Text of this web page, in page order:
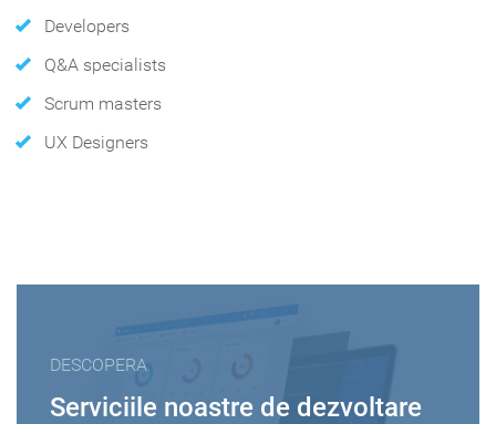
Developers
Q&A specialists
Scrum masters
UX Designers
DESCOPERA
Serviciile noastre de dezvoltare